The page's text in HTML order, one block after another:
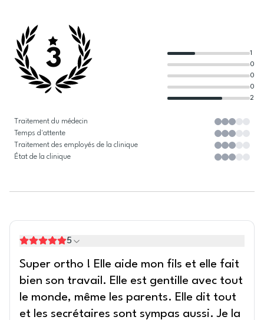
3
2
0
0
0
1
Traitement du médecin
Temps d'attente
Traitement des employés de la clinique
État de la clinique
5
Super ortho ! Elle aide mon fils et elle fait
bien son travail. Elle est gentille avec tout
le monde, même les parents. Elle dit tout
et les secrétaires sont sympas aussi. Je la